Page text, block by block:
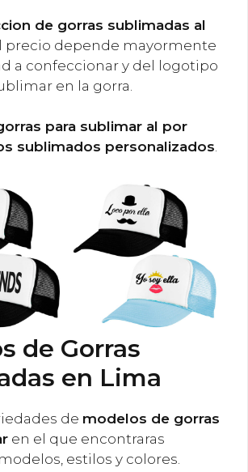
de gorras sublimadas al
precio depende mayormente
a confeccionar y del logotipo
en la gorra.
para sublimar al por
sublimados personalizados.
de Gorras
en Lima
de modelos de gorras
en el que encontraras
estilos y colores.